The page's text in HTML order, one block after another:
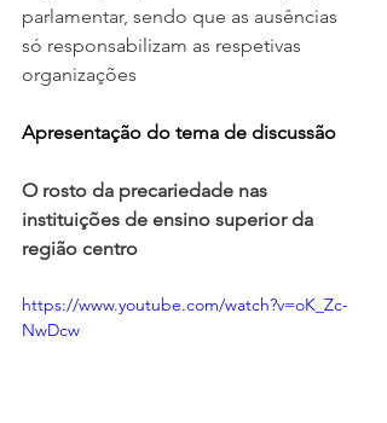
parlamentar, sendo que as ausências
só responsabilizam as respetivas
organizações
Apresentação do tema de discussão
O rosto da precariedade nas
instituições de ensino superior da
região centro
https://www.youtube.com/watch?v=oK_Zc-
NwDcw